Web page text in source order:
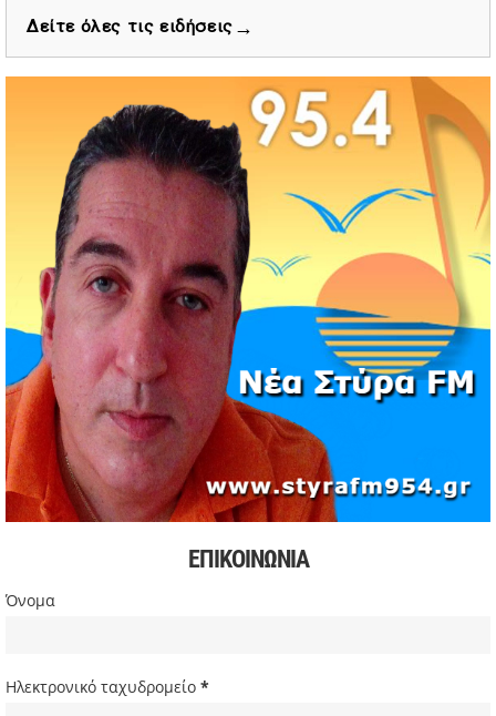
67 βουλευτές των Εργατικών ζητούν την παραίτηση του
Διάσωση 40 μεταναστών νότια της Γαύδου μετά από
εντοπισμό λέμβου
11/05/2026 | 19:37
Νέος πρόεδρος στον Αθλητικό Όμιλο Νέων Στύρων ο
Αντώνης Κουμάκης
11/05/2026 | 16:32
Formula 1: Κυριαρχία Αντονέλι στο Μαϊάμι και αύξηση
διαφοράς στη βαθμολογία
03/05/2026 | 19:35
Αυξήσεις στην αμόλυβδη βενζίνη σε υψηλά επίπεδα από
την αρχή της κρίσης
03/05/2026 | 10:30
Χιόνισε σε Πάρνηθα και Πεντέλη – Διακοπή κυκλοφορίας
στη Λ. Πάρνηθος
03/05/2026 | 09:49
Πιέσεις στην παγκόσμια αγορά πετρελαίου και
Σακίρα: Περίπου 2 εκατ. θεατές στη συναυλία της στο Ρίο
Ευρωβουλευτής Φαραντούρης: Το ΠΑΣΟΚ διεκδικεί ρόλο
εναλλακτικής πρότασης εξουσίας
Δείτε όλες τις ειδήσεις →
ΕΠΙΚΟΙΝΩΝΙΑ
Όνομα
Ηλεκτρονικό ταχυδρομείο *